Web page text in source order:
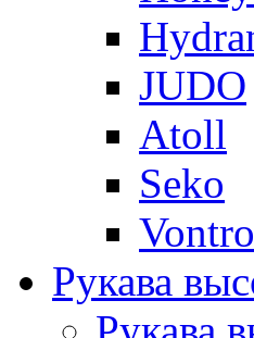
JUDO
Atoll
Seko
Рукава